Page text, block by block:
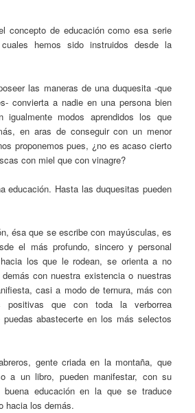
concepto de educación como esa serie
hemos sido instruidos desde la
las maneras de una duquesita -que
convierta a nadie en una persona bien
igualmente modos aprendidos los que
en aras de conseguir con un menor
proponemos pues, ¿no es acaso cierto
con miel que con vinagre?
educación. Hasta las duquesitas pueden
ésa que se escribe con mayúsculas, es
el más profundo, sincero y personal
los que le rodean, se orienta a no
con nuestra existencia o nuestras
casi a modo de ternura, más con
positivas que con toda la verborrea
abastecerte en los más selectos
gente criada en la montaña, que
a un libro, pueden manifestar, con su
buena educación en la que se traduce
hacia los demás.